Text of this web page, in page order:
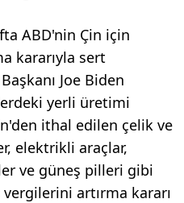
ABD'nin Çin için
kararıyla sert
Joe Biden
yerli üretimi
ithal edilen çelik ve
elektrikli araçlar,
ve güneş pilleri gibi
artırma kararı